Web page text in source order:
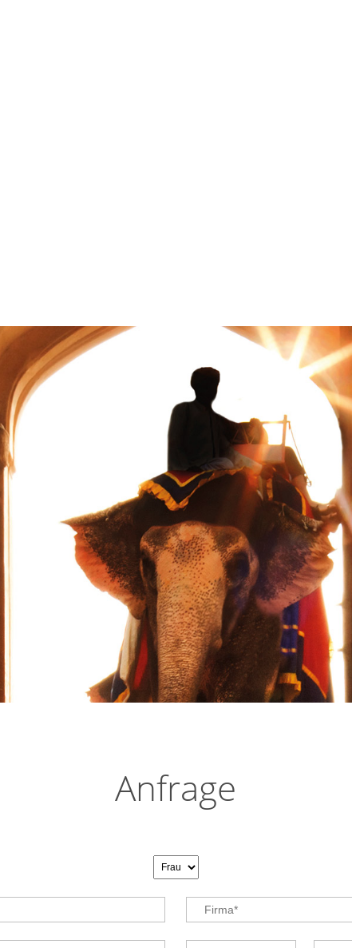
Anfrage